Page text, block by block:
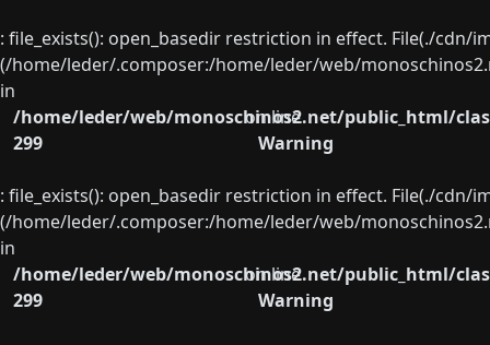
: file_exists(): open_basedir restriction in effect. File(./
(/home/leder/.composer:/home/leder/web/
in
/home/leder/web/monoschinos2.net/public_html/
on line
299
Warning
: file_exists(): open_basedir restriction in effect. File(./
(/home/leder/.composer:/home/leder/web/
in
/home/leder/web/monoschinos2.net/public_html/
on line
299
Warning